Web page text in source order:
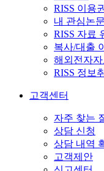
RISS 이용
내 관심논
RISS 자료
복사/대출
해외전자
RISS 정보
고객센터
자주 찾는
상담 신청
상담 내역
고객제안